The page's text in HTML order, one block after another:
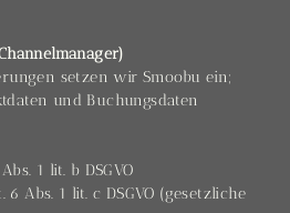
setzen wir Smoobu ein;
und Buchungsdaten
1 lit. b DSGVO
Abs. 1 lit. c DSGVO (gesetzliche